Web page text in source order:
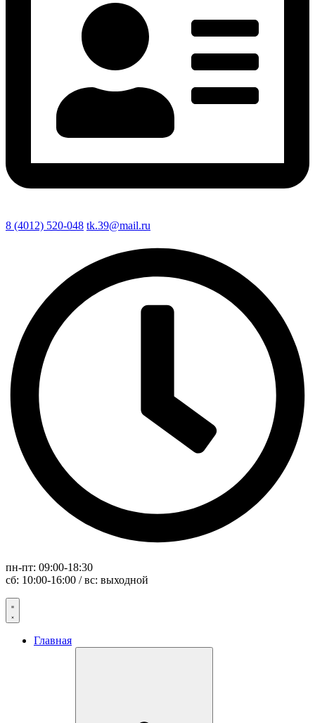
8 (4012) 520-048 tk.39@mail.ru
пн-пт: 09:00-18:30
сб: 10:00-16:00 / вс: выходной
Главная